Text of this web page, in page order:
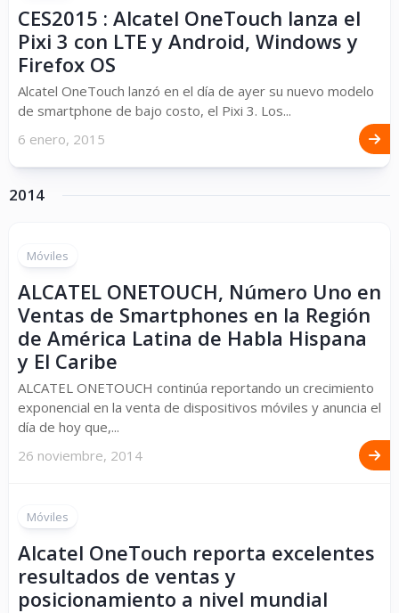
CES2015 : Alcatel OneTouch lanza el
Pixi 3 con LTE y Android, Windows y
Firefox OS
Alcatel OneTouch lanzó en el día de ayer su nuevo modelo
de smartphone de bajo costo, el Pixi 3. Los...
6 enero, 2015
2014
Móviles
ALCATEL ONETOUCH, Número Uno en
Ventas de Smartphones en la Región
de América Latina de Habla Hispana
y El Caribe
ALCATEL ONETOUCH continúa reportando un crecimiento
exponencial en la venta de dispositivos móviles y anuncia el
día de hoy que,...
26 noviembre, 2014
Móviles
Alcatel OneTouch reporta excelentes
resultados de ventas y
posicionamiento a nivel mundial